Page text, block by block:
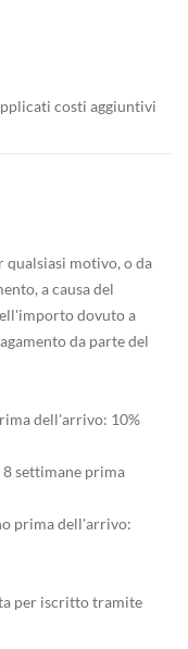
costi aggiuntivi
qualsiasi motivo, o da
a causa del
dovuto a
da parte del
dell'arrivo: 10%
8 settimane prima
prima dell'arrivo:
per iscritto tramite